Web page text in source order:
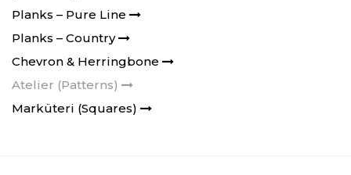
Planks – Pure Line
Planks – Country
Chevron & Herringbone
Atelier (Patterns)
Marküteri (Squares)